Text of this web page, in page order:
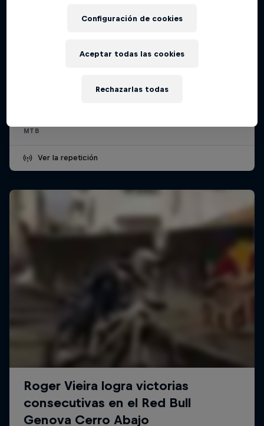
15 Febrero 2026
MTB
Ver la repetición
Configuración de cookies
Rechazarlas todas
Aceptar todas las cookies